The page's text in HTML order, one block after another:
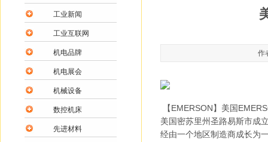
作
【EMERSON】美国
美国密苏里州圣路易斯市成
经由一个地区制造商成长为
工业新闻
工业互联网
机电品牌
机电展会
机械设备
数控机床
先进材料